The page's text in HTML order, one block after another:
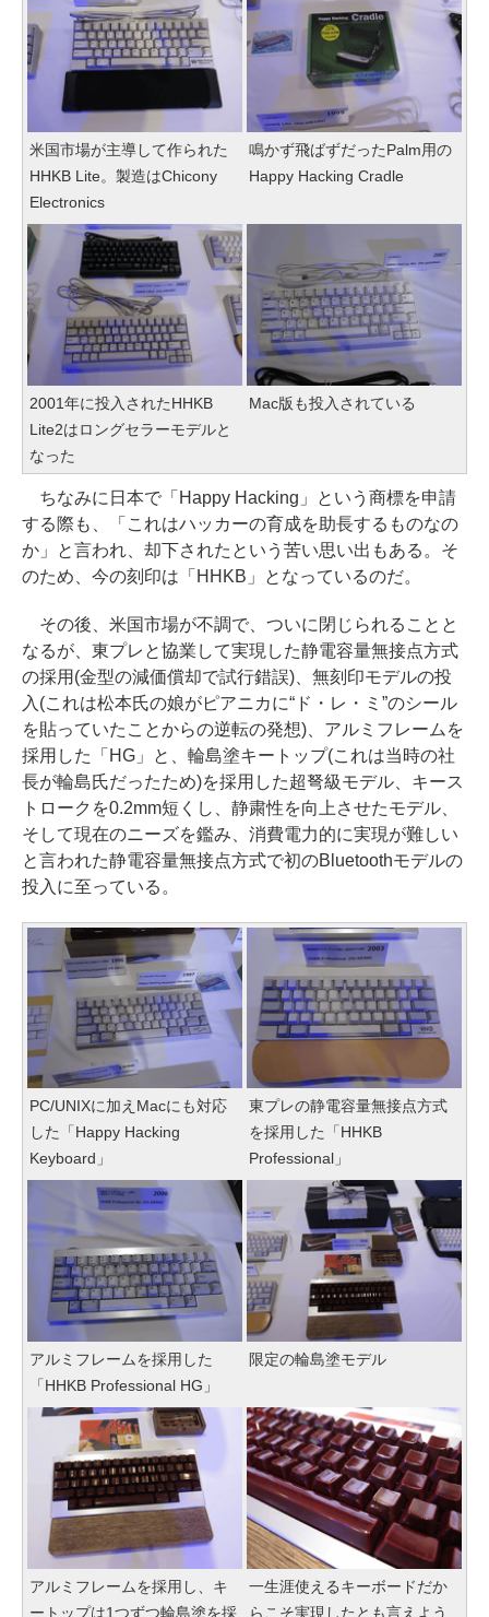
米国市場が主導して作られた
HHKB Lite。製造はChicony
Electronics
鳴かず飛ばずだったPalm用の
Happy Hacking Cradle
2001年に投入されたHHKB
Lite2はロングセラーモデルと
なった
Mac版も投入されている
ちなみに日本で「Happy Hacking」という商標を申請
する際も、「これはハッカーの育成を助長するものなの
か」と言われ、却下されたという苦い思い出もある。そ
のため、今の刻印は「HHKB」となっているのだ。
その後、米国市場が不調で、ついに閉じられることと
なるが、東プレと協業して実現した静電容量無接点方式
の採用(金型の減価償却で試行錯誤)、無刻印モデルの投
入(これは松本氏の娘がピアニカに“ド・レ・ミ”のシール
を貼っていたことからの逆転の発想)、アルミフレームを
採用した「HG」と、輪島塗キートップ(これは当時の社
長が輪島氏だったため)を採用した超弩級モデル、キース
トロークを0.2mm短くし、静粛性を向上させたモデル、
そして現在のニーズを鑑み、消費電力的に実現が難しい
と言われた静電容量無接点方式で初のBluetoothモデルの
投入に至っている。
PC/UNIXに加えMacにも対応
した「Happy Hacking
Keyboard」
東プレの静電容量無接点方式
を採用した「HHKB
Professional」
アルミフレームを採用した
「HHKB Professional HG」
限定の輪島塗モデル
アルミフレームを採用し、キ
ートップは1つずつ輪島塗を採
一生涯使えるキーボードだか
らこそ実現したとも言えよう